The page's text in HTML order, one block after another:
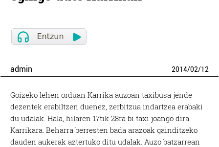
admin 2014/02/12
Goizeko lehen orduan Karrika auzoan taxibusa jende
dezentek erabiltzen duenez, zerbitzua indartzea erabaki
du udalak. Hala, hilaren 17tik 28ra bi taxi joango dira
Karrikara. Beharra berresten bada arazoak gainditzeko
dauden aukerak aztertuko ditu udalak. Auzo batzarrean